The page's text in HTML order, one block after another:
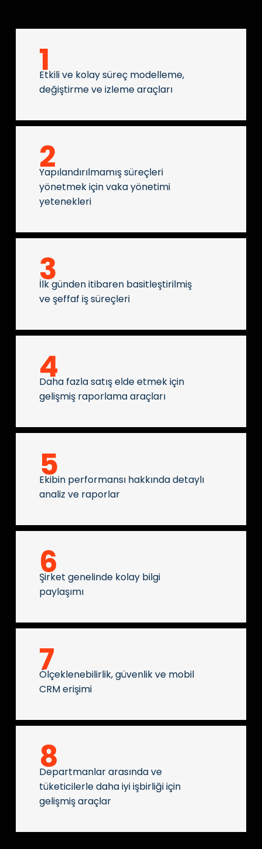
1
Etkili ve kolay süreç modelleme,
değiştirme ve izleme araçları
2
Yapılandırılmamış süreçleri
yönetmek için vaka yönetimi
yetenekleri
3
İlk günden itibaren basitleştirilmiş
ve şeffaf iş süreçleri
4
Daha fazla satış elde etmek için
gelişmiş raporlama araçları
5
Ekibin performansı hakkında detaylı
analiz ve raporlar
6
Şirket genelinde kolay bilgi
paylaşımı
7
Ölçeklenebilirlik, güvenlik ve mobil
CRM erişimi
8
Departmanlar arasında ve
tüketicilerle daha iyi işbirliği için
gelişmiş araçlar